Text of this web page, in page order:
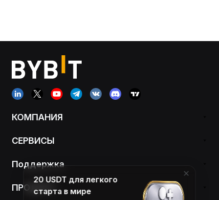
КОМПАНИЯ
СЕРВИСЫ
Поддержка
ПРОДУКТ
20 USDT для легкого
старта в мире